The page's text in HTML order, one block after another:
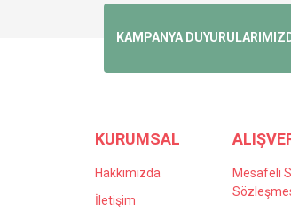
KAMPANYA
KURUMSAL
Hakkımızda
İletişim
Mesafeli